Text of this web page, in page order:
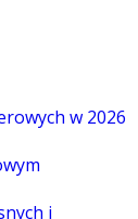
w 2026
i